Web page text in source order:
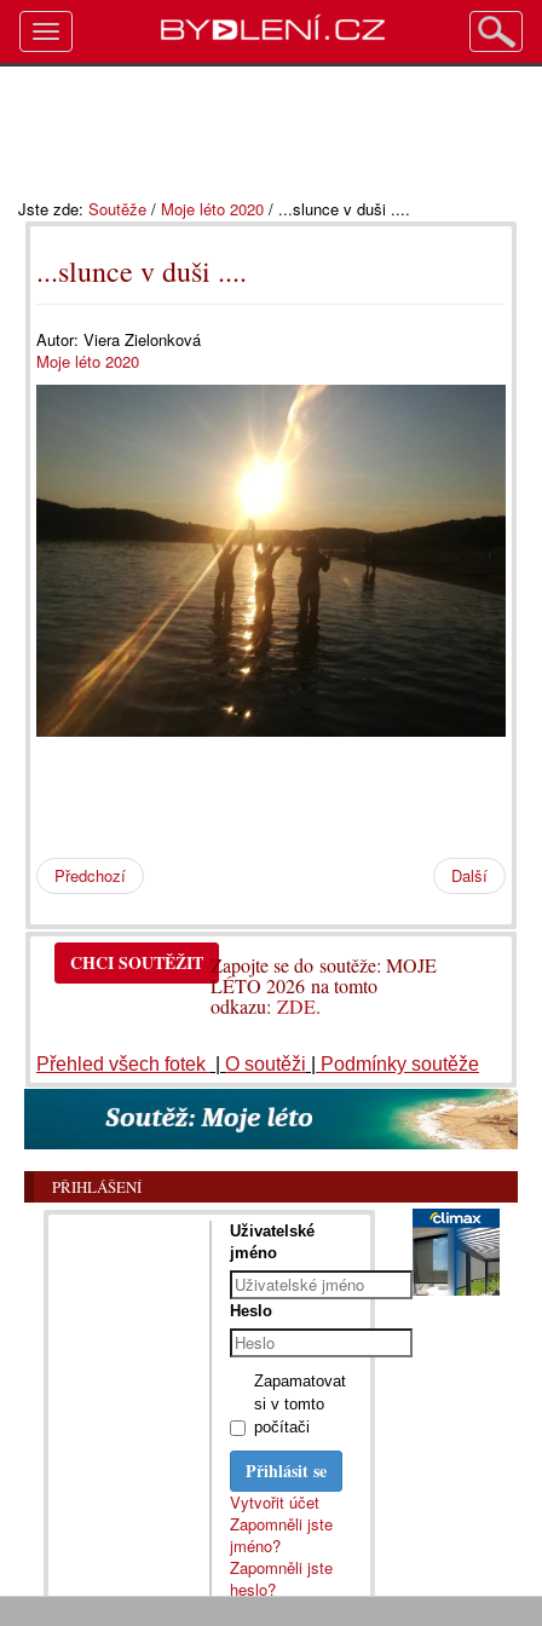
Jste zde: Soutěže / Moje léto 2020 / ...slunce v duši ....
...slunce v duši ....
Autor: Viera Zielonková
Moje léto 2020
Předchozí Další
CHCI SOUTĚŽIT Zapojte se do soutěže: MOJE
LÉTO 2026 na tomto
odkazu:ZDE.
Přehled všech fotek O soutěži Podmínky soutěže
PŘIHLÁŠENÍ
Uživatelské
jméno
Heslo
Zapamatovat
si v tomto
počítači
Přihlásit se
Vytvořit účet
Zapomněli jste
jméno?
Zapomněli jste
heslo?
Toggle
navigation